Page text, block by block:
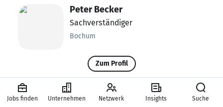
Peter Becker
Sachverständiger
Bochum
Zum Profil
Jobs finden Unternehmen Netzwerk Insights Suche